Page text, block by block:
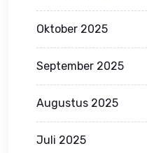
Oktober 2025
September 2025
Augustus 2025
Juli 2025